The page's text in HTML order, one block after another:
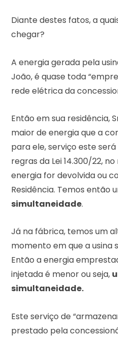
Diante destes fatos, a
chegar?
A energia gerada pela
João, é quase toda
rede elétrica da
Então em sua residência,
maior de energia que a
para ele, serviço este
regras da Lei 14.300/22,
energia for devolvida ou
Residência. Temos então
simultaneidade.
Já na fábrica, temos um
momento em que a usina
Então a energia
injetada é menor ou seja,
simultaneidade.
Este serviço de
prestado pela